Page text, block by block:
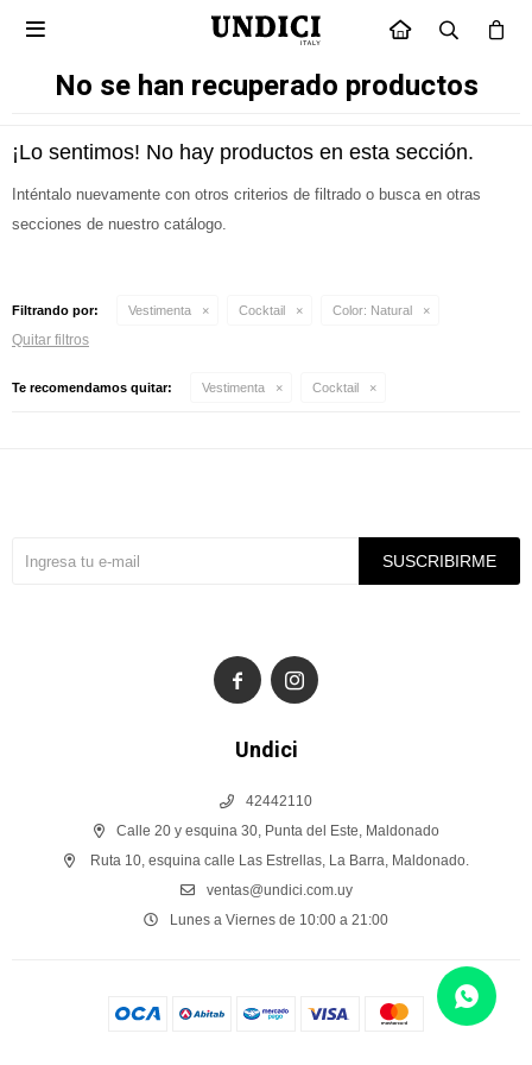
INICIO

No se han recuperado productos
¡Lo sentimos! No hay productos en esta sección.
Inténtalo nuevamente con otros criterios de filtrado o busca en otras
secciones de nuestro catálogo.
Filtrando por: Vestimenta Cocktail Color: Natural
Quitar filtros
Te recomendamos quitar: Vestimenta Cocktail
Undici
42442110
Calle 20 y esquina 30, Punta del Este, Maldonado
Ruta 10, esquina calle Las Estrellas, La Barra, Maldonado.
ventas@undici.com.uy
Lunes a Viernes de 10:00 a 21:00
SUSCRIBIRME
 